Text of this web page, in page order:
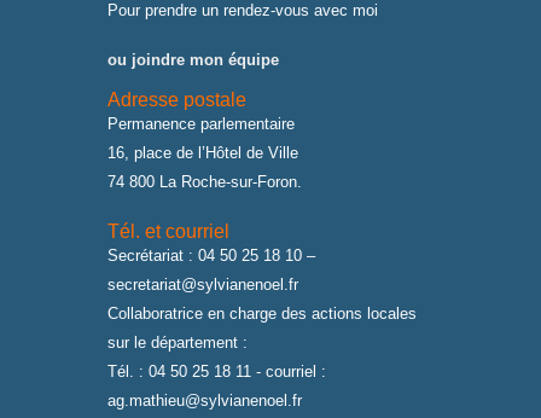
Pour prendre un rendez-vous avec moi
ou joindre mon équipe
Adresse postale
Permanence parlementaire
16, place de l’Hôtel de Ville
74 800 La Roche-sur-Foron.
Tél. et courriel
Secrétariat : 04 50 25 18 10 –
secretariat@sylvianenoel.fr
Collaboratrice en charge des actions locales
sur le département :
Tél. : 04 50 25 18 11 - courriel :
ag.mathieu@sylvianenoel.fr